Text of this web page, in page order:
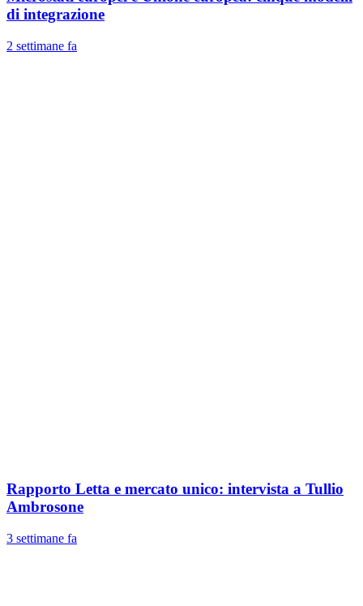
di integrazione
2 settimane fa
Rapporto Letta e mercato unico: intervista a Tullio
Ambrosone
3 settimane fa